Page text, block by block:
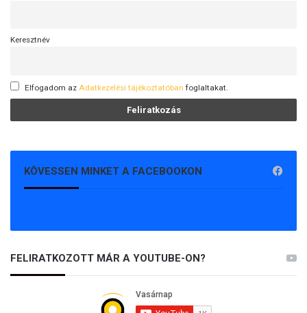
Keresztnév
Elfogadom az Adatkezelési tájékoztatóban foglaltakat.
KÖVESSEN MINKET A FACEBOOKON
FELIRATKOZOTT MÁR A YOUTUBE-ON?